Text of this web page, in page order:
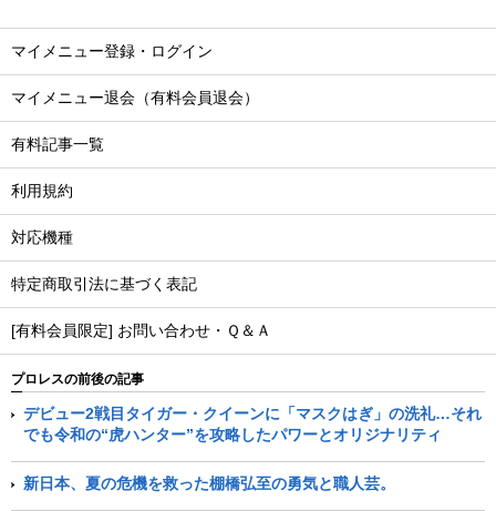
マイメニュー登録・ログイン
マイメニュー退会（有料会員退会）
有料記事一覧
利用規約
対応機種
特定商取引法に基づく表記
[有料会員限定] お問い合わせ・Ｑ＆Ａ
プロレスの前後の記事
デビュー2戦目タイガー・クイーンに「マスクはぎ」の洗礼…それ
でも令和の“虎ハンター”を攻略したパワーとオリジナリティ
新日本、夏の危機を救った棚橋弘至の勇気と職人芸。